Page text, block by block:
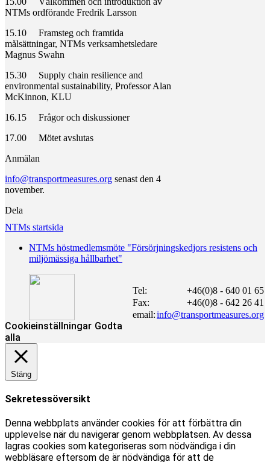
NTMs ordförande Fredrik Larsson
15.10 Framsteg och framtida
målsättningar, NTMs verksamhetsledare
Magnus Swahn
15.30 Supply chain resilience and
environmental sustainability, Professor Alan
McKinnon, KLU
16.15 Frågor och diskussioner
17.00 Mötet avslutas
Anmälan
info@transportmeasures.org senast den 4
november.
Dela
NTMs startsida
NTMs höstmedlemsmöte "Försörjningskedjors resistens och
miljömässiga hållbarhet"
Tel:
+46(0)8 - 640 01 65
Fax:
+46(0)8 - 642 26 41
email:info@transportmeasures.org
Cookieinställningar Godta
alla
Stäng
Sekretessöversikt
Denna webbplats använder cookies för att förbättra din
upplevelse när du navigerar genom webbplatsen. Av dessa
lagras cookies som kategoriseras som nödvändiga i din
webbläsare eftersom de är nödvändiga för att de